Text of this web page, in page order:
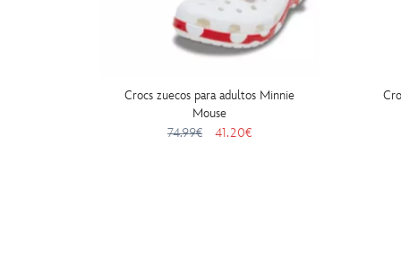
Crocs zuecos para adultos Minnie
Mouse
74.99€
41.20€